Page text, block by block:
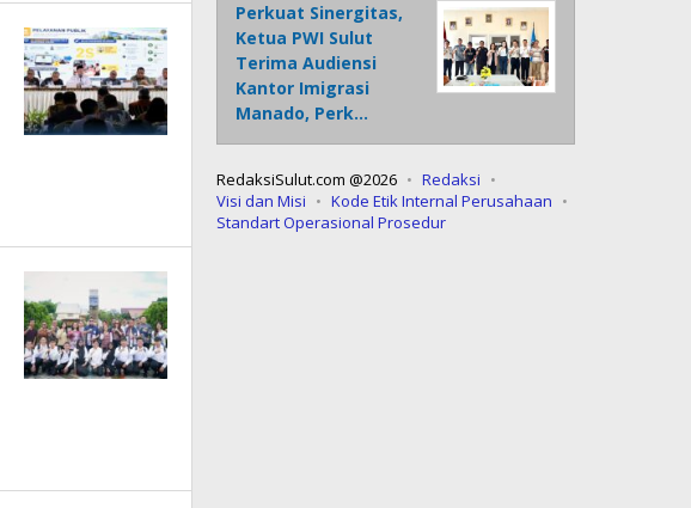
Perkuat Sinergitas,
Ketua PWI Sulut
Terima Audiensi
Kantor Imigrasi
Manado, Perk…
RedaksiSulut.com @2026
Redaksi
Visi dan Misi
Kode Etik Internal Perusahaan
Standart Operasional Prosedur